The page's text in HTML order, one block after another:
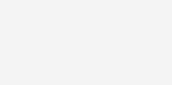
zentrale und koordinierende
die Markisen ins Spiel, die 2022
der Bundesländer